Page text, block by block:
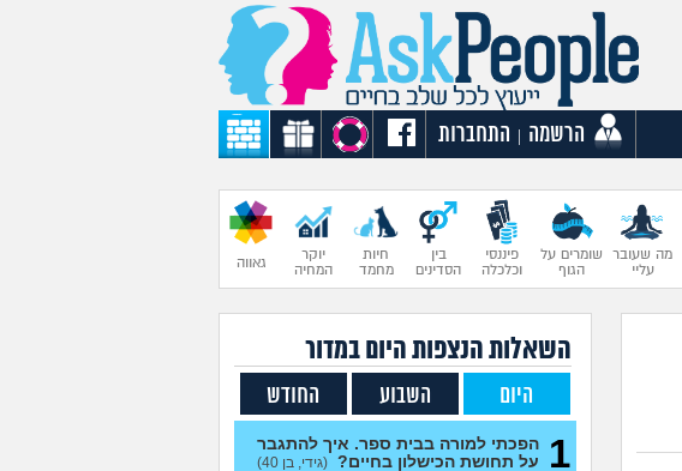
הרשמה התחברות
מה שעובר
עליי
שומרים על
הגוף
פיננסי
וכלכלה
בין
הסדינים
חיות
מחמד
יוקר
המחיה
גאווה
השאלות הנצפות היוםבמדור
היום השבוע החודש
1
הפכתי למורה בבית ספר. איך להתגבר
על תחושת הכישלון בחיים?(גידי, בן 40)